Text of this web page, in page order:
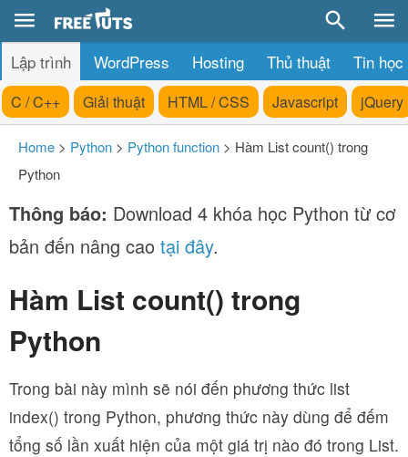
Lập trình WordPress Hosting Thủ thuật Tin học
C / C++ Giải thuật HTML / CSS Javascript jQuery
Home > Python > Python function > Hàm List count() trong
Python
Thông báo: Download 4 khóa học Python từ cơ
bản đến nâng cao tại đây.
Hàm List count() trong
Python
Trong bài này mình sẽ nói đến phương thức list
index() trong Python, phương thức này dùng để đếm
tổng số lần xuất hiện của một giá trị nào đó trong List.